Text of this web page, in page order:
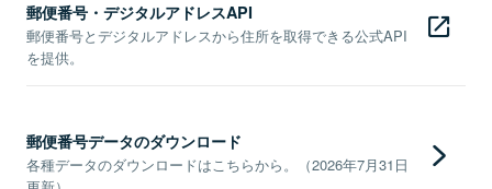
郵便番号・デジタルアドレスAPI
郵便番号とデジタルアドレスから住所を取得できる公式API
を提供。
郵便番号データのダウンロード
各種データのダウンロードはこちらから。（2026年7月31日